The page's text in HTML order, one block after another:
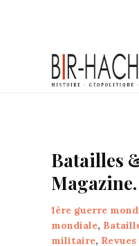
Batailles
Magazine.
1ère guerre
mondiale,
militaire, Revues